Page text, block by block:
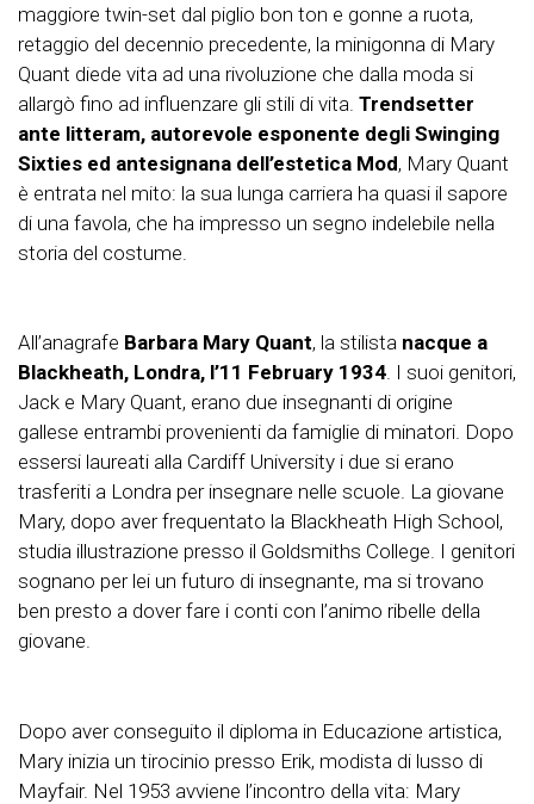
maggiore twin-set dal piglio bon ton e gonne a ruota,
retaggio del decennio precedente, la minigonna di Mary
Quant diede vita ad una rivoluzione che dalla moda si
allargò fino ad influenzare gli stili di vita. Trendsetter
ante litteram, autorevole esponente degli Swinging
Sixties ed antesignana dell’estetica Mod, Mary Quant
è entrata nel mito: la sua lunga carriera ha quasi il sapore
di una favola, che ha impresso un segno indelebile nella
storia del costume.
All’anagrafe Barbara Mary Quant, la stilista nacque a
Blackheath, Londra, l’11 February 1934. I suoi genitori,
Jack e Mary Quant, erano due insegnanti di origine
gallese entrambi provenienti da famiglie di minatori. Dopo
essersi laureati alla Cardiff University i due si erano
trasferiti a Londra per insegnare nelle scuole. La giovane
Mary, dopo aver frequentato la Blackheath High School,
studia illustrazione presso il Goldsmiths College. I genitori
sognano per lei un futuro di insegnante, ma si trovano
ben presto a dover fare i conti con l’animo ribelle della
giovane.
Dopo aver conseguito il diploma in Educazione artistica,
Mary inizia un tirocinio presso Erik, modista di lusso di
Mayfair. Nel 1953 avviene l’incontro della vita: Mary